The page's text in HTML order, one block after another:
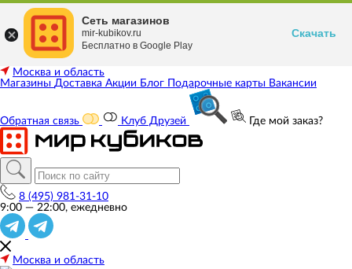
Москва и область
Магазины Доставка Акции Блог Подарочные карты Вакансии
Обратная связь Клуб Друзей Где мой заказ?
8 (495) 981-31-10
9:00 — 22:00, ежедневно
Москва и область
Сеть магазинов
mir-kubikov.ru
Бесплатно в Google Play
Скачать